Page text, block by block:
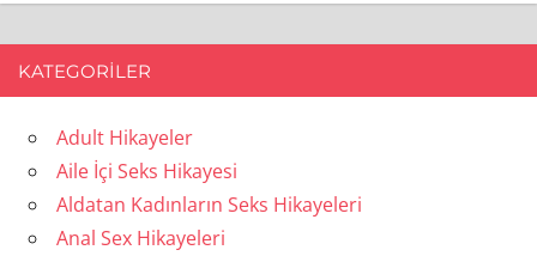
KATEGORILER
Adult Hikayeler
Aile İçi Seks Hikayesi
Aldatan Kadınların Seks Hikayeleri
Anal Sex Hikayeleri